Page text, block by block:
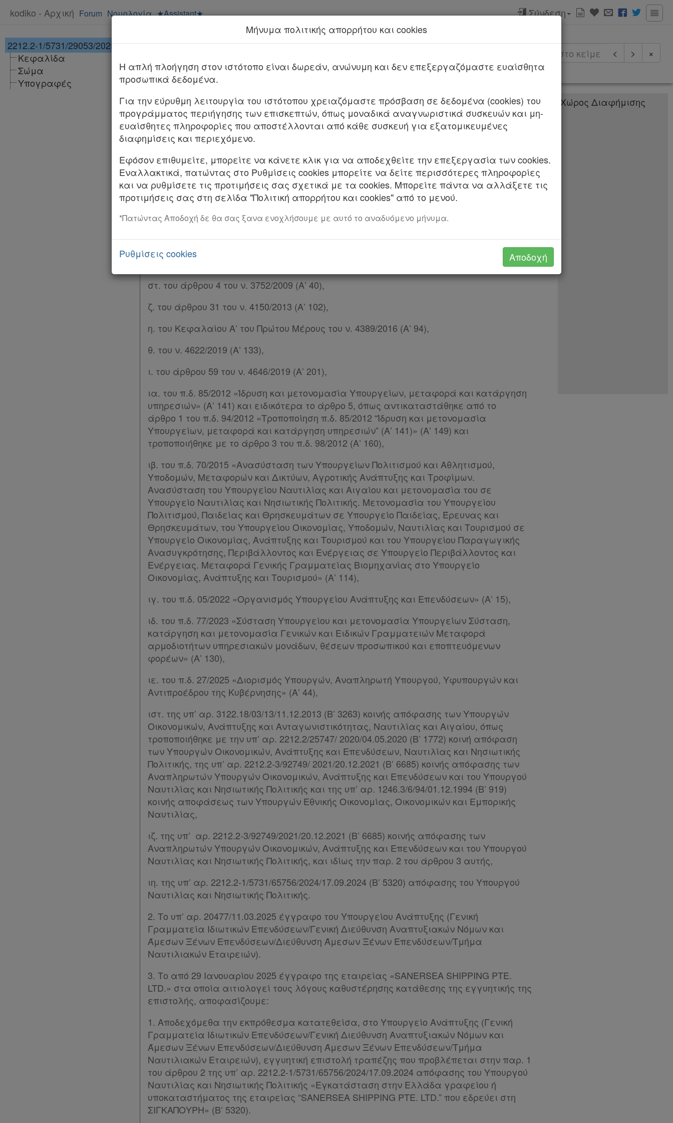
kodiko - Αρχική Forum Νομολογία ★Assistant★ Σύνδεση
2212.2-1/5731/29053/2025 [-]
Κεφαλίδα
Σώμα
Υπογραφές
Νέα υπηρεσία Kodiko Assistant.
Υπ. Απόφαση 2212.2-
1/5731/29053/2025/2025
ΦΕΚ
< > ×
Αριθμ.2212.2-1/5731/29053/2025ΦΕΚ Β 2168/06.05.2025
Αποδοχή εγγυητικής επιστολής για την εταιρεία «SANERSEA SHIPPING PTE. LTD.»
που εδρεύει στη Σιγκαπούρη.
Ο ΥΠΟΥΡΓΟΣ ΝΑΥΤΙΛΙΑΣ ΚΑΙ ΝΗΣΙΩΤΙΚΗΣ ΠΟΛΙΤΙΚΗΣ
Έχοντας υπόψη: 1. Τις διατάξεις: α. Του α.ν. 378/1968 (Α’ 82),
β. του άρθρου 25 του ν. 27/1975 (Α’ 77) και ιδίως της παρ. 1 αυτού,
γ. του άρθρου 4 του ν. 2234/1994 (Α’ 142),
δ. του άρθρου 25 του ν. 2515/1997 (Α’ 154),
ε. του άρθρου 34 του ν. 3427/2005 (Α’ 312),
στ. του άρθρου 4 του ν. 3752/2009 (Α’ 40),
ζ. του άρθρου 31 του ν. 4150/2013 (Α’ 102),
η. του Κεφαλαίου Α’ του Πρώτου Μέρους του ν. 4389/2016 (Α’ 94),
θ. του ν. 4622/2019 (Α’ 133),
ι. του άρθρου 59 του ν. 4646/2019 (Α’ 201),
ια. του π.δ. 85/2012 «Ίδρυση και μετονομασία Υπουργείων, μεταφορά και κατάργηση
υπηρεσιών» (Α’ 141) και ειδικότερα το άρθρο 5, όπως αντικαταστάθηκε από το
άρθρο 1 του π.δ. 94/2012 «Τροποποίηση π.δ. 85/2012 “Ίδρυση και μετονομασία
Υπουργείων, μεταφορά και κατάργηση υπηρεσιών” (Α’ 141)» (Α’ 149) και
τροποποιήθηκε με το άρθρο 3 του π.δ. 98/2012 (Α’ 160),
ιβ. του π.δ. 70/2015 «Ανασύσταση των Υπουργείων Πολιτισμού και Αθλητισμού,
Υποδομών, Μεταφορών και Δικτύων, Αγροτικής Ανάπτυξης και Τροφίμων.
Ανασύσταση του Υπουργείου Ναυτιλίας και Αιγαίου και μετονομασία του σε
Υπουργείο Ναυτιλίας και Νησιωτικής Πολιτικής. Μετονομασία του Υπουργείου
Πολιτισμού, Παιδείας και Θρησκευμάτων σε Υπουργείο Παιδείας, Έρευνας και
Θρησκευμάτων, του Υπουργείου Οικονομίας, Υποδομών, Ναυτιλίας και Τουρισμού σε
Υπουργείο Οικονομίας, Ανάπτυξης και Τουρισμού και του Υπουργείου Παραγωγικής
Ανασυγκρότησης, Περιβάλλοντος και Ενέργειας σε Υπουργείο Περιβάλλοντος και
Ενέργειας. Μεταφορά Γενικής Γραμματείας Βιομηχανίας στο Υπουργείο
Οικονομίας, Ανάπτυξης και Τουρισμού» (Α’ 114),
ιγ. του π.δ. 05/2022 «Οργανισμός Υπουργείου Ανάπτυξης και Επενδύσεων» (Α’ 15),
ιδ. του π.δ. 77/2023 «Σύσταση Υπουργείου και μετονομασία Υπουργείων Σύσταση,
κατάργηση και μετονομασία Γενικών και Ειδικών Γραμματειών Μεταφορά
αρμοδιοτήτων υπηρεσιακών μονάδων, θέσεων προσωπικού και εποπτευόμενων
φορέων» (Α’ 130),
ιε. του π.δ. 27/2025 «Διορισμός Υπουργών, Αναπληρωτή Υπουργού, Υφυπουργών και
Αντιπροέδρου της Κυβέρνησης» (Α’ 44),
ιστ. της υπ’ αρ. 3122.18/03/13/11.12.2013 (Β’ 3263) κοινής απόφασης των Υπουργών
Οικονομικών, Ανάπτυξης και Ανταγωνιστικότητας, Ναυτιλίας και Αιγαίου, όπως
τροποποιήθηκε με την υπ’ αρ. 2212.2/25747/ 2020/04.05.2020 (Β’ 1772) κοινή απόφαση
των Υπουργών Οικονομικών, Ανάπτυξης και Επενδύσεων, Ναυτιλίας και Νησιωτικής
Πολιτικής, της υπ’ αρ. 2212.2-3/92749/ 2021/20.12.2021 (Β’ 6685) κοινής απόφασης των
Αναπληρωτών Υπουργών Οικονομικών, Ανάπτυξης και Επενδύσεων και του Υπουργού
Ναυτιλίας και Νησιωτικής Πολιτικής και της υπ’ αρ. 1246.3/6/94/01.12.1994 (Β’ 919)
κοινής αποφάσεως των Υπουργών Εθνικής Οικονομίας, Οικονομικών και Εμπορικής
Ναυτιλίας,
ιζ. της υπ’ αρ. 2212.2-3/92749/2021/20.12.2021 (Β’ 6685) κοινής απόφασης των
Αναπληρωτών Υπουργών Οικονομικών, Ανάπτυξης και Επενδύσεων και του Υπουργού
Ναυτιλίας και Νησιωτικής Πολιτικής, και ιδίως την παρ. 2 του άρθρου 3 αυτής,
ιη. της υπ’ αρ. 2212.2-1/5731/65756/2024/17.09.2024 (Β’ 5320) απόφασης του Υπουργού
Ναυτιλίας και Νησιωτικής Πολιτικής.
2. Το υπ’ αρ. 20477/11.03.2025 έγγραφο του Υπουργείου Ανάπτυξης (Γενική
Γραμματεία Ιδιωτικών Επενδύσεων/Γενική Διεύθυνση Αναπτυξιακών Νόμων και
Άμεσων Ξένων Επενδύσεων/Διεύθυνση Άμεσων Ξένων Επενδύσεων/Τμήμα
Ναυτιλιακών Εταιρειών).
3. Το από 29 Ιανουαρίου 2025 έγγραφο της εταιρείας «SANERSEA SHIPPING PTE.
LTD.» στα οποία αιτιολογεί τους λόγους καθυστέρησης κατάθεσης της εγγυητικής της
επιστολής, αποφασίζουμε:
1. Αποδεχόμεθα την εκπρόθεσμα κατατεθείσα, στο Υπουργείο Ανάπτυξης (Γενική
Γραμματεία Ιδιωτικών Επενδύσεων/Γενική Διεύθυνση Αναπτυξιακών Νόμων και
Άμεσων Ξένων Επενδύσεων/Διεύθυνση Άμεσων Ξένων Επενδύσεων/Τμήμα
Ναυτιλιακών Εταιρειών), εγγυητική επιστολή τραπέζης που προβλέπεται στην παρ. 1
του άρθρου 2 της υπ’ αρ. 2212.2-1/5731/65756/2024/17.09.2024 απόφασης του Υπουργού
Ναυτιλίας και Νησιωτικής Πολιτικής «Εγκατάσταση στην Ελλάδα γραφείου ή
υποκαταστήματος της εταιρείας “SANERSEA SHIPPING PTE. LTD.” που εδρεύει στη
ΣΙΓΚΑΠΟΥΡΗ» (Β’ 5320).
Μήνυμα πολιτικής απορρήτου και cookies
H απλή πλοήγηση στον ιστότοπο είναι δωρεάν, ανώνυμη και δεν επεξεργαζόμαστε ευαίσθητα
προσωπικά δεδομένα.
Για την εύρυθμη λειτουργία του ιστότοπου χρειαζόμαστε πρόσβαση σε δεδομένα (cookies) του
προγράμματος περιήγησης των επισκεπτών, όπως μοναδικά αναγνωριστικά συσκευών και μη-
ευαίσθητες πληροφορίες που αποστέλλονται από κάθε συσκευή για εξατομικευμένες
διαφημίσεις και περιεχόμενο.
Εφόσον επιθυμείτε, μπορείτε να κάνετε κλικ για να αποδεχθείτε την επεξεργασία των cookies.
Εναλλακτικά, πατώντας στο Ρυθμίσεις cookies μπορείτε να δείτε περισσότερες πληροφορίες
και να ρυθμίσετε τις προτιμήσεις σας σχετικά με τα cookies. Μπορείτε πάντα να αλλάξετε τις
προτιμήσεις σας στη σελίδα "Πολιτική απορρήτου και cookies" από το μενού.
*Πατώντας Αποδοχή δε θα σας ξανα ενοχλήσουμε με αυτό το αναδυόμενο μήνυμα.
Ρυθμίσεις cookies Αποδοχή